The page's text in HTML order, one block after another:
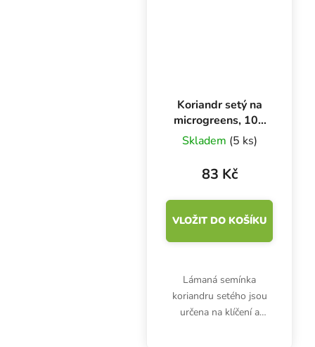
Koriandr setý na
microgreens, 100
g
Skladem (5 ks)
83 Kč
VLOŽIT DO KOŠÍKU
Lámaná semínka
koriandru setého jsou
určena na klíčení a